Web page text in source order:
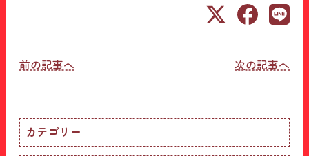
投
ナ
ビ
前の記事へ 次の記事へ
カテゴリー